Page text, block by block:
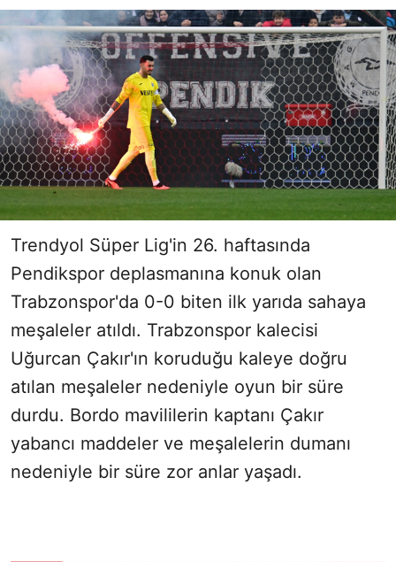
Trendyol Süper Lig'in 26. haftasında
Pendikspor deplasmanına konuk olan
Trabzonspor'da 0-0 biten ilk yarıda sahaya
meşaleler atıldı. Trabzonspor kalecisi
Uğurcan Çakır'ın koruduğu kaleye doğru
atılan meşaleler nedeniyle oyun bir süre
durdu. Bordo mavililerin kaptanı Çakır
yabancı maddeler ve meşalelerin dumanı
nedeniyle bir süre zor anlar yaşadı.